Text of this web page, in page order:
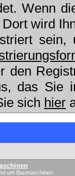
Wenn
wird
den
das Sie
sich hier
um Baumaschinen